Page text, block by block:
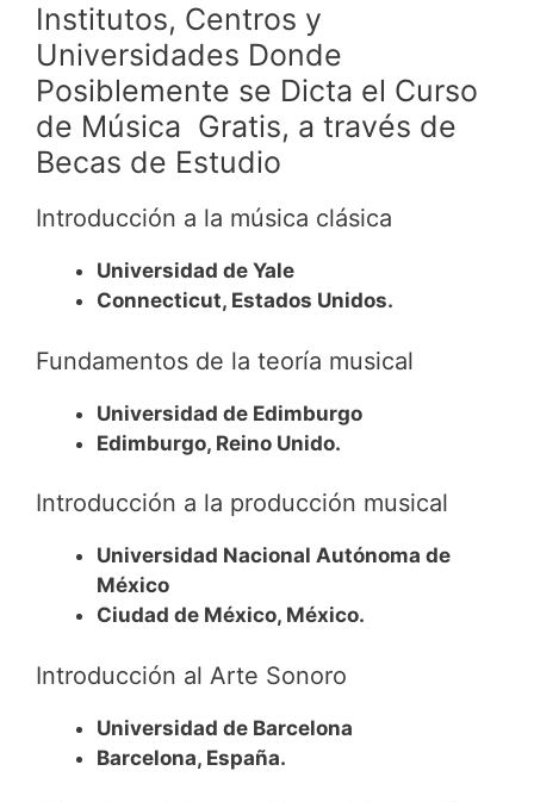
Institutos, Centros y
Universidades Donde
Posiblemente se Dicta el Curso
de Música Gratis, a través de
Becas de Estudio
Introducción a la música clásica
Universidad de Yale
Connecticut, Estados Unidos.
Fundamentos de la teoría musical
Universidad de Edimburgo
Edimburgo, Reino Unido.
Introducción a la producción musical
Universidad Nacional Autónoma de
México
Ciudad de México, México.
Introducción al Arte Sonoro
Universidad de Barcelona
Barcelona, España.